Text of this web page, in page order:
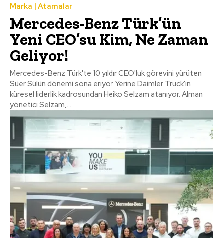
Marka | Atamalar
Mercedes-Benz Türk’ün
Yeni CEO’su Kim, Ne Zaman
Geliyor!
Mercedes-Benz Türk'te 10 yıldır CEO'luk görevini yürüten
Süer Sülün dönemi sona eriyor. Yerine Daimler Truck'ın
küresel liderlik kadrosundan Heiko Selzam atanıyor. Alman
yönetici Selzam,...